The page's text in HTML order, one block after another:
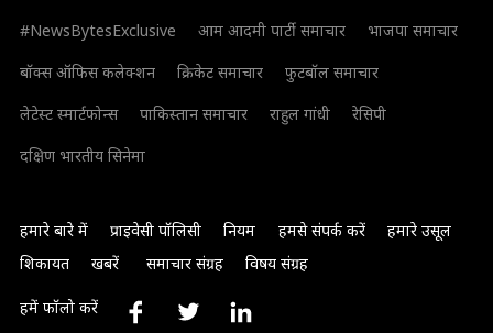
#NewsBytesExclusive
आम आदमी पार्टी समाचार
भाजपा समाचार
बॉक्स ऑफिस कलेक्शन
क्रिकेट समाचार
फुटबॉल समाचार
लेटेस्ट स्मार्टफोन्स
पाकिस्तान समाचार राहुल गांधी
रेसिपी
दक्षिण भारतीय सिनेमा
हमारे बारे में प्राइवेसी पॉलिसी नियम हमसे संपर्क करें
हमारे उसूल
शिकायत
खबरें समाचार संग्रह विषय संग्रह
हमें फॉलो करें